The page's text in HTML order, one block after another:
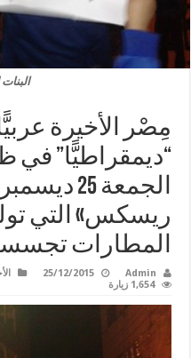
مِصْر الأخيرة
“ديمقراطيًّا” في
الجمعة 25
ريسكس» التي
المطارات
Admin
25/12/2015
1,654 زيارة